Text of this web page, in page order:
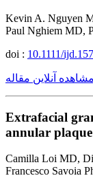
Kevin A. Nguyen
Paul Nghiem MD,
doi : 10.1111/
آنلاین مقاله
Extrafacial
annular
Camilla Loi MD,
Francesco Savoia